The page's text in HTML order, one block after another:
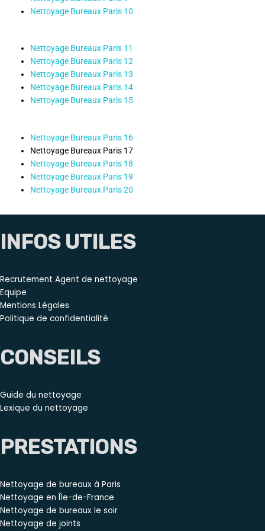
Nettoyage Bureaux Paris 10
Nettoyage Bureaux Paris 11
Nettoyage Bureaux Paris 12
Nettoyage Bureaux Paris 13
Nettoyage Bureaux Paris 14
Nettoyage Bureaux Paris 15
Nettoyage Bureaux Paris 16
Nettoyage Bureaux Paris 17
Nettoyage Bureaux Paris 18
Nettoyage Bureaux Paris 19
Nettoyage Bureaux Paris 20
INFOS UTILES
Recrutement Agent de nettoyage
Equipe
Mentions Légales
Politique de confidentialité
CONSEILS
Guide du nettoyage
Lexique du nettoyage
PRESTATIONS
Nettoyage de bureaux à Paris
Nettoyage en Île-de-France
Nettoyage de bureaux le soir
Nettoyage de joints